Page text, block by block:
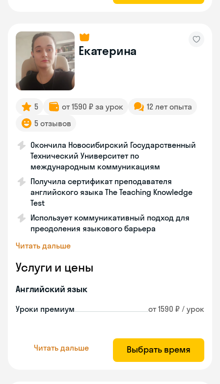
Екатерина
5 от 1590 ₽ за урок
12 лет опыта
5 отзывов
Окончила Новосибирский Государственный
Технический Университет по
международным коммуникациям
Получила сертификат преподавателя
английского языка The Teaching Knowledge
Test
Использует коммуникативный подход для
преодоления языкового барьера
Читать дальше
Услуги и цены
Английский язык
Уроки премиум от 1590 ₽ / урок
Читать дальше Выбрать время